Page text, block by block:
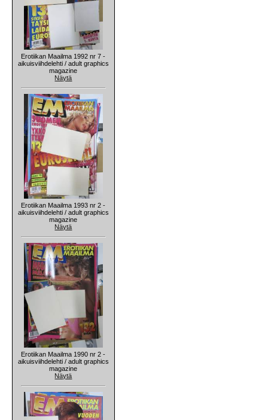
Erotiikan Maailma 1992 nr 7 -
aikuisviihdelehti / adult graphics
magazine
Näytä
Erotiikan Maailma 1993 nr 2 -
aikuisviihdelehti / adult graphics
magazine
Näytä
Erotiikan Maailma 1990 nr 2 -
aikuisviihdelehti / adult graphics
magazine
Näytä